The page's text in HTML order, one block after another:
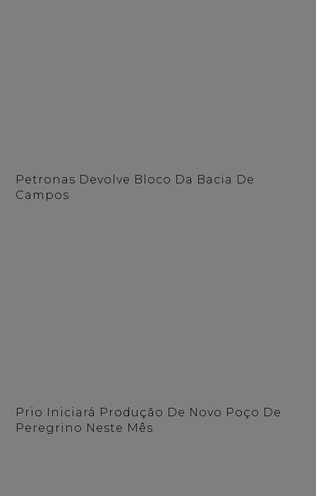
Petronas Devolve Bloco Da Bacia De
Campos
Prio Iniciará Produção De Novo Poço De
Peregrino Neste Mês